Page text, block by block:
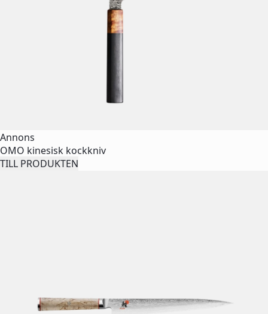
Annons
OMO kinesisk kockkniv
TILL PRODUKTEN